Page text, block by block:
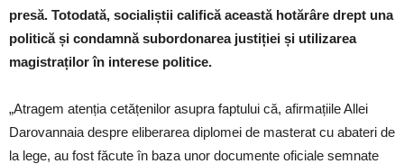
presă. Totodată, socialiștii califică această hotărâre drept una
politică și condamnă subordonarea justiției și utilizarea
magistraților în interese politice.
„Atragem atenția cetățenilor asupra faptului că, afirmațiile Allei
Darovannaia despre eliberarea diplomei de masterat cu abateri de
la lege, au fost făcute în baza unor documente oficiale semnate